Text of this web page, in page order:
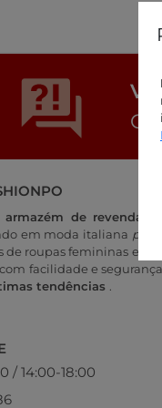
armazém de revenda
em moda italiana
roupas femininas e
facilidade e
tendências
/ 14:00-18:00